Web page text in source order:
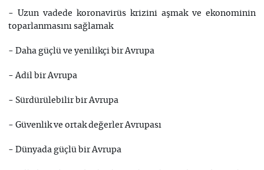
- Uzun vadede koronavirüs krizini aşmak ve ekonominin
toparlanmasını sağlamak
- Daha güçlü ve yenilikçi bir Avrupa
- Adil bir Avrupa
- Sürdürülebilir bir Avrupa
- Güvenlik ve ortak değerler Avrupası
- Dünyada güçlü bir Avrupa